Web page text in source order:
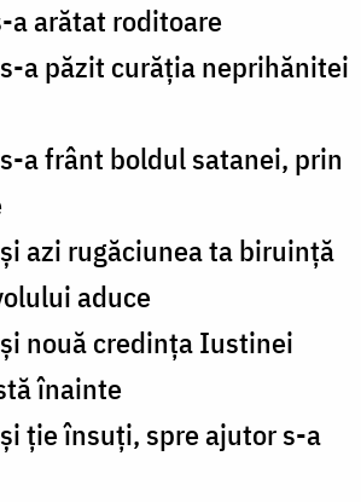
a arătat roditoare
a păzit curăția neprihănitei
a frânt boldul satanei, prin
azi rugăciunea ta biruință
aduce
nouă credința Iustinei
înainte
ție însuți, spre ajutor s-a